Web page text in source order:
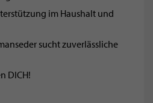
im Haushalt und
sucht zuverlässliche
DICH!